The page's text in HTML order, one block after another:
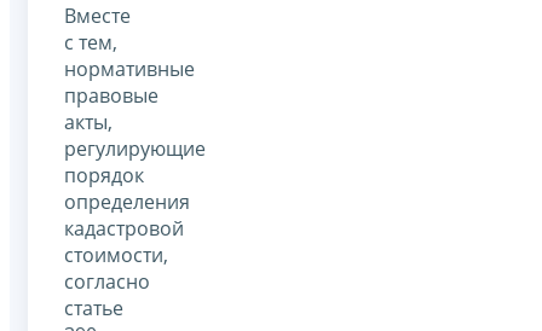
Вместе
с тем,
нормативные
правовые
акты,
регулирующие
порядок
определения
кадастровой
стоимости,
согласно
статье